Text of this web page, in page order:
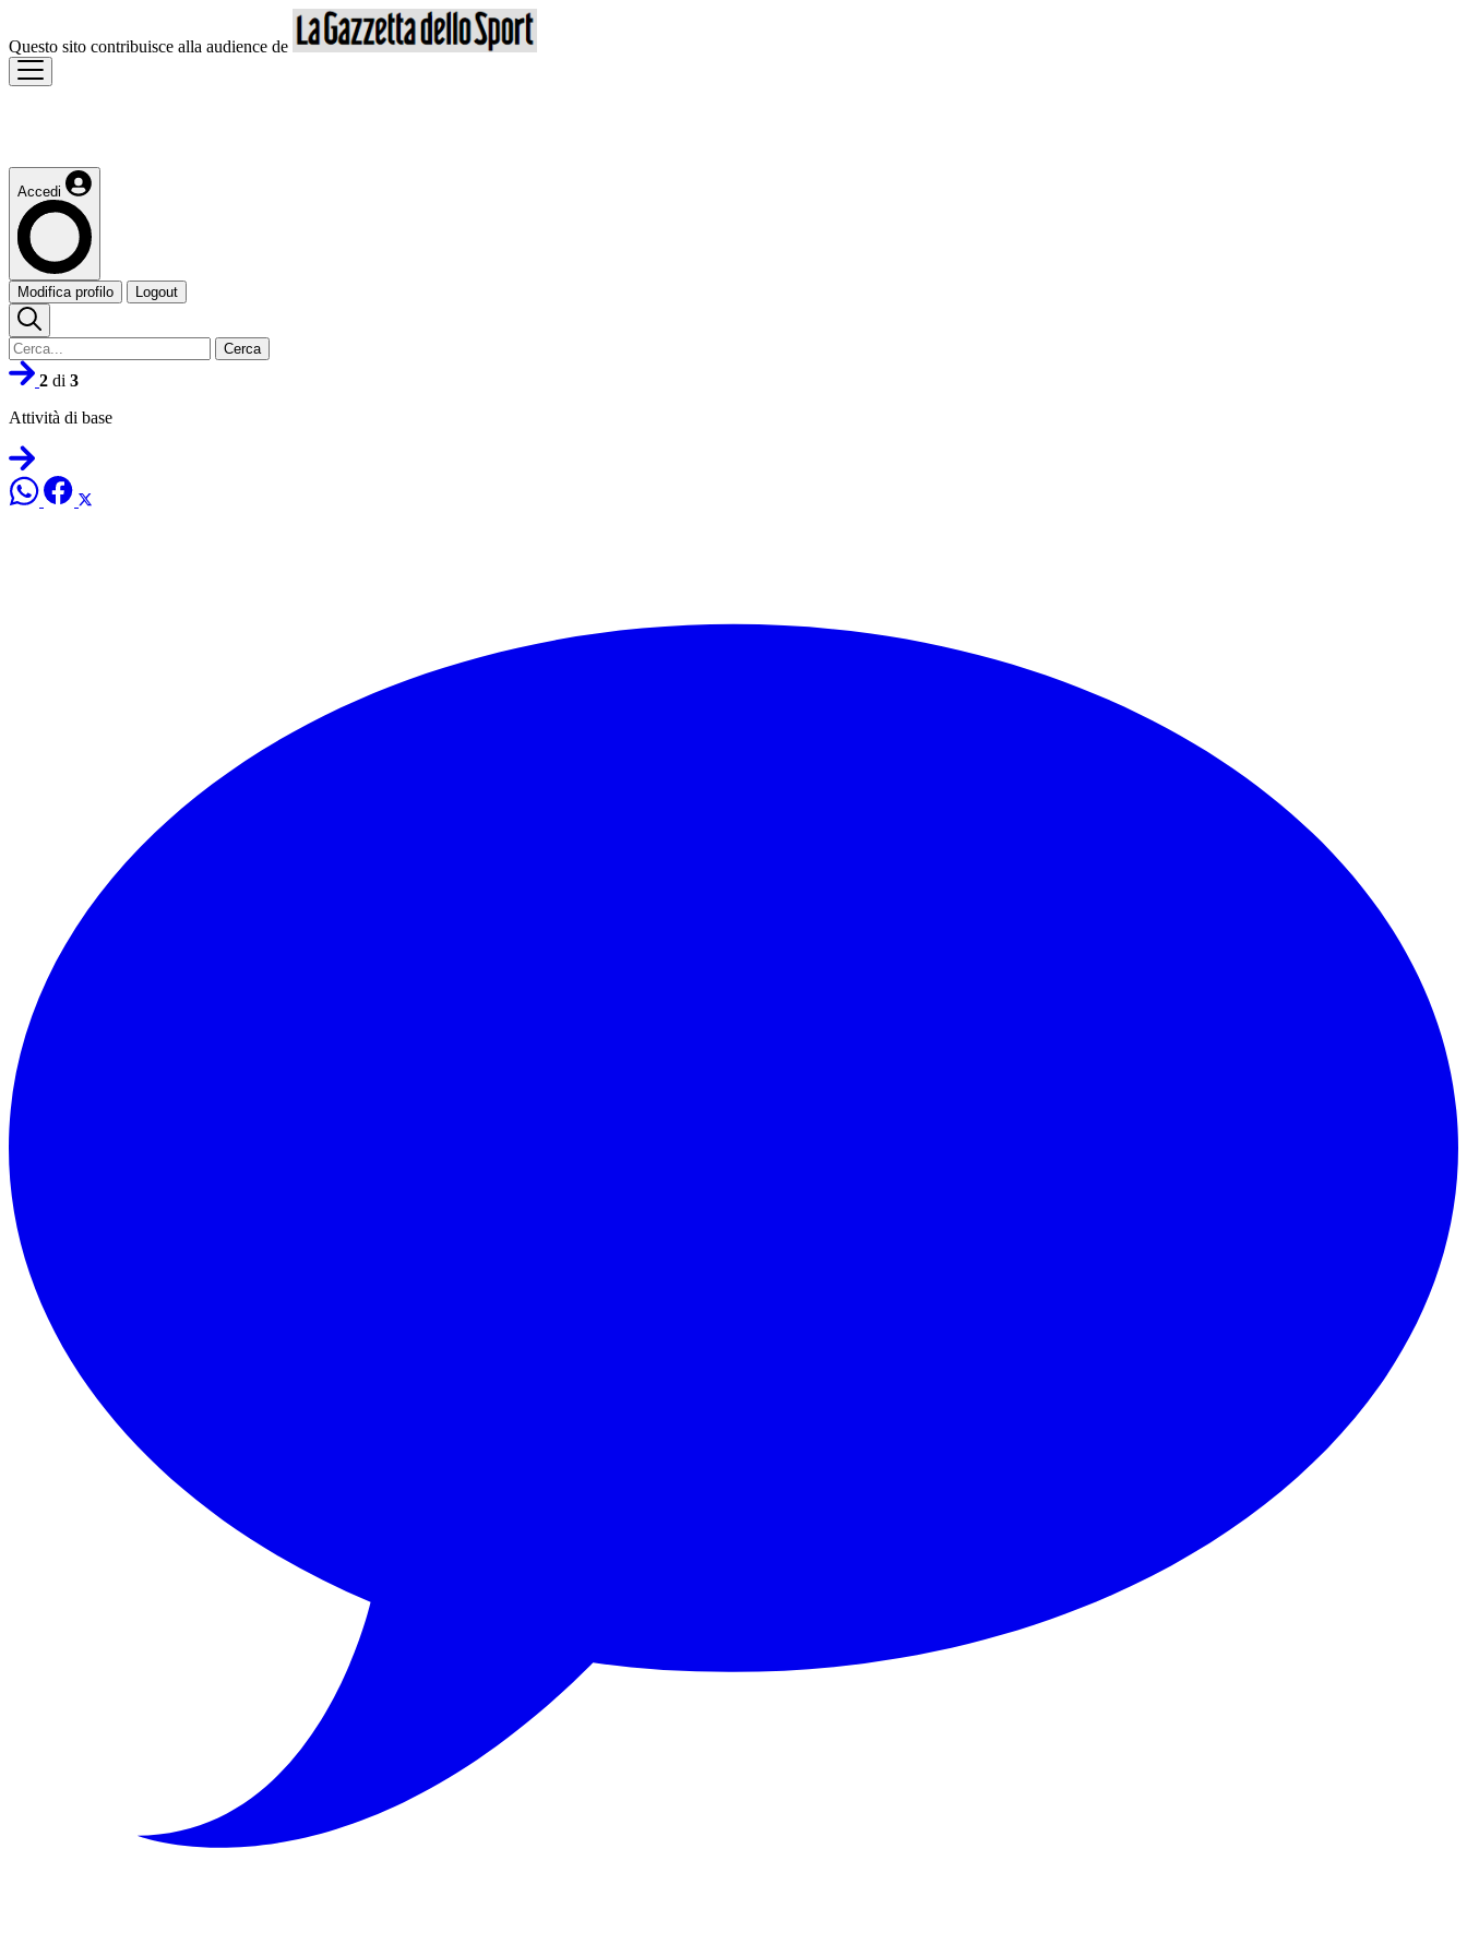
Questo sito contribuisce alla audience de
Accedi
Modifica profilo Logout
Cerca
2 di 3
Attività di base